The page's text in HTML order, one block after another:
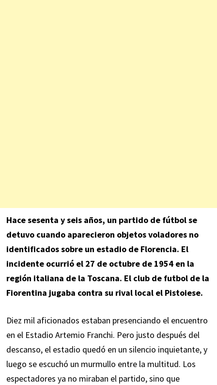
Hace sesenta y seis años, un partido de fútbol se
detuvo cuando aparecieron objetos voladores no
identificados sobre un estadio de Florencia. El
incidente ocurrió el 27 de octubre de 1954 en la
región italiana de la Toscana. El club de futbol de la
Fiorentina jugaba contra su rival local el Pistoiese.
Diez mil aficionados estaban presenciando el encuentro
en el Estadio Artemio Franchi. Pero justo después del
descanso, el estadio quedó en un silencio inquietante, y
luego se escuchó un murmullo entre la multitud. Los
espectadores ya no miraban el partido, sino que